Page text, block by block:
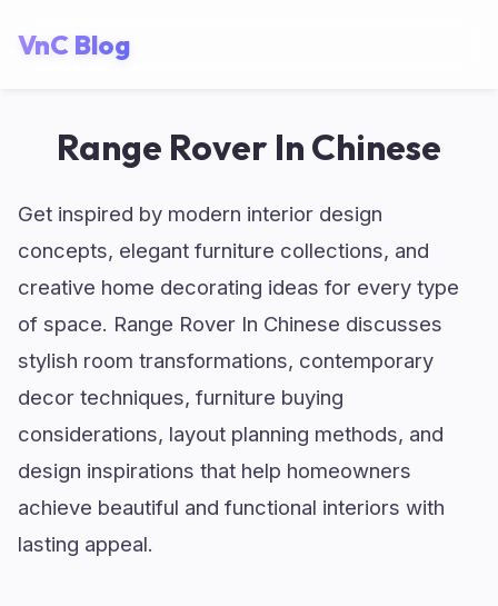
VnC Blog
Range Rover In Chinese
Get inspired by modern interior design
concepts, elegant furniture collections, and
creative home decorating ideas for every type
of space. Range Rover In Chinese discusses
stylish room transformations, contemporary
decor techniques, furniture buying
considerations, layout planning methods, and
design inspirations that help homeowners
achieve beautiful and functional interiors with
lasting appeal.